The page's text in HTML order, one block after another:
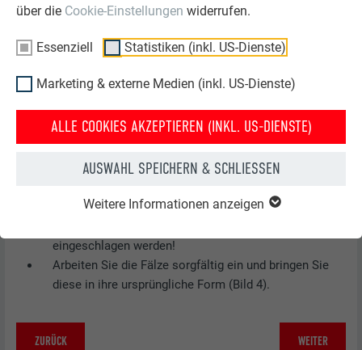
über die Cookie-Einstellungen widerrufen.
Essenziell Statistiken (inkl. US-Dienste)
Marketing & externe Medien (inkl. US-Dienste)
ALLE COOKIES AKZEPTIEREN (INKL. US-DIENSTE)
AUSWAHL SPEICHERN & SCHLIESSEN
Weitere Informationen anzeigen
Öffnen Sie den Falz mit dem Schaleisen (Bild 1).
Lösen Sie die Nägel und entfernen Sie die zu
Einhängfalz der neuen Raute klein leicht öffnen, nach
ACHTUNG:Position der neuen Rillennägel so wählen,
eingeschlagen werden!
Arbeiten Sie die Fälze sorgfältig ein und bringen Sie
diese in ihre ursprüngliche Form (Bild 4).
ZURÜCK WEITER